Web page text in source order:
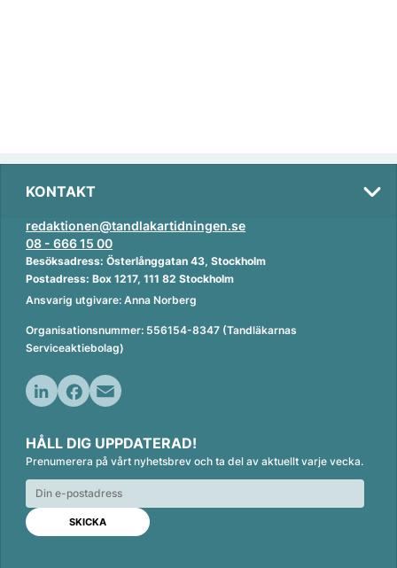
KONTAKT
redaktionen@tandlakartidningen.se
08 - 666 15 00
Besöksadress: Österlånggatan 43, Stockholm
Postadress: Box 1217, 111 82 Stockholm
Ansvarig utgivare: Anna Norberg
Organisationsnummer: 556154-8347 (Tandläkarnas
Serviceaktiebolag)
n
k
e
d
n
c
e
b
o
o
k
a
i
l
HÅLL DIG UPPDATERAD!
Prenumerera på vårt nyhetsbrev och ta del av aktuellt varje vecka.